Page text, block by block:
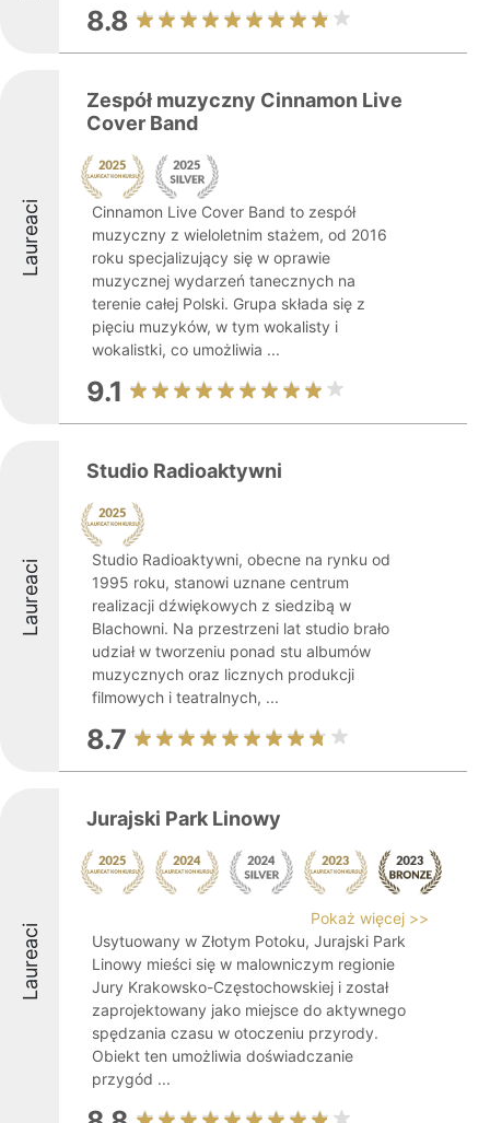
8.8
Laureaci
Zespół muzyczny Cinnamon Live
Cover Band
Cinnamon Live Cover Band to zespół
muzyczny z wieloletnim stażem, od 2016
roku specjalizujący się w oprawie
muzycznej wydarzeń tanecznych na
terenie całej Polski. Grupa składa się z
pięciu muzyków, w tym wokalisty i
wokalistki, co umożliwia ...
9.1
Laureaci
Studio Radioaktywni
Studio Radioaktywni, obecne na rynku od
1995 roku, stanowi uznane centrum
realizacji dźwiękowych z siedzibą w
Blachowni. Na przestrzeni lat studio brało
udział w tworzeniu ponad stu albumów
muzycznych oraz licznych produkcji
filmowych i teatralnych, ...
8.7
Laureaci
Jurajski Park Linowy
Pokaż więcej >>
Usytuowany w Złotym Potoku, Jurajski Park
Linowy mieści się w malowniczym regionie
Jury Krakowsko-Częstochowskiej i został
zaprojektowany jako miejsce do aktywnego
spędzania czasu w otoczeniu przyrody.
Obiekt ten umożliwia doświadczanie
przygód ...